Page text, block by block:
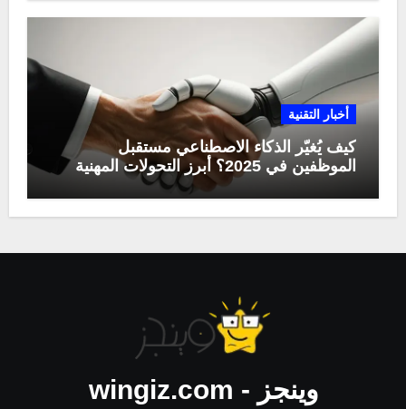
أخبار التقنية
كيف يُغيّر الذكاء الاصطناعي مستقبل
الموظفين في 2025؟ أبرز التحولات المهنية
وينجز - wingiz.com